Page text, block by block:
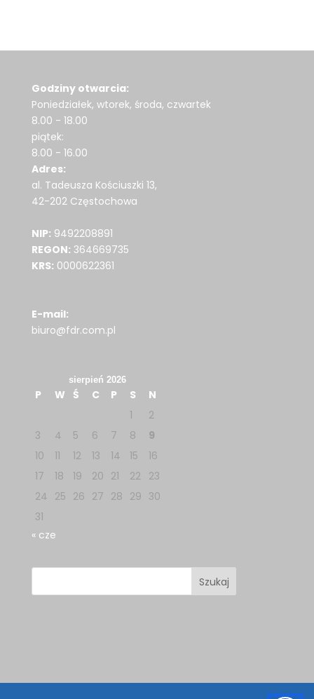
Godziny otwarcia:
Poniedziałek, wtorek, środa, czwartek
8.00 - 18.00
piątek:
8.00 - 16.00
Adres:
al. Tadeusza Kościuszki 13,
42-202 Częstochowa
NIP: 9492208891
REGON: 364669735
KRS: 0000622361
E-mail:
biuro@fdr.com.pl
sierpień 2026
P W Ś C P S
N
1
2
3
4 5 6 7 8
9
10
11 12 13 14 15
16
17
18 19 20 21 22
23
24 25 26 27 28 29 30
31
« cze